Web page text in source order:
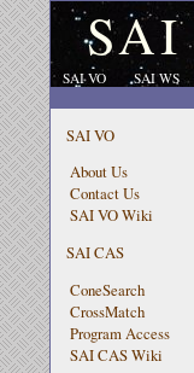
SAI VO SAI WS
SAI VO
About Us
Contact Us
SAI VO Wiki
SAI CAS
ConeSearch
CrossMatch
Program Access
SAI CAS Wiki